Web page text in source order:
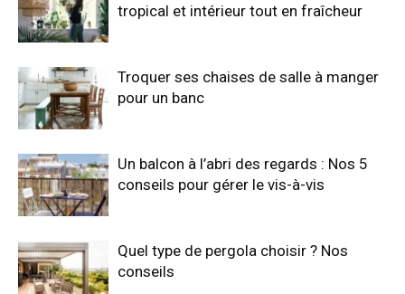
tropical et intérieur tout en fraîcheur
Troquer ses chaises de salle à manger
pour un banc
Un balcon à l’abri des regards : Nos 5
conseils pour gérer le vis-à-vis
Quel type de pergola choisir ? Nos
conseils